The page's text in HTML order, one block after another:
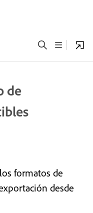
de
formatos de
desde